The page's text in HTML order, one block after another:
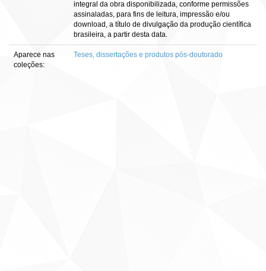
integral da obra disponibilizada, conforme permissões
assinaladas, para fins de leitura, impressão e/ou
download, a título de divulgação da produção científica
brasileira, a partir desta data.
Aparece nas
coleções:
Teses, dissertações e produtos pós-doutorado